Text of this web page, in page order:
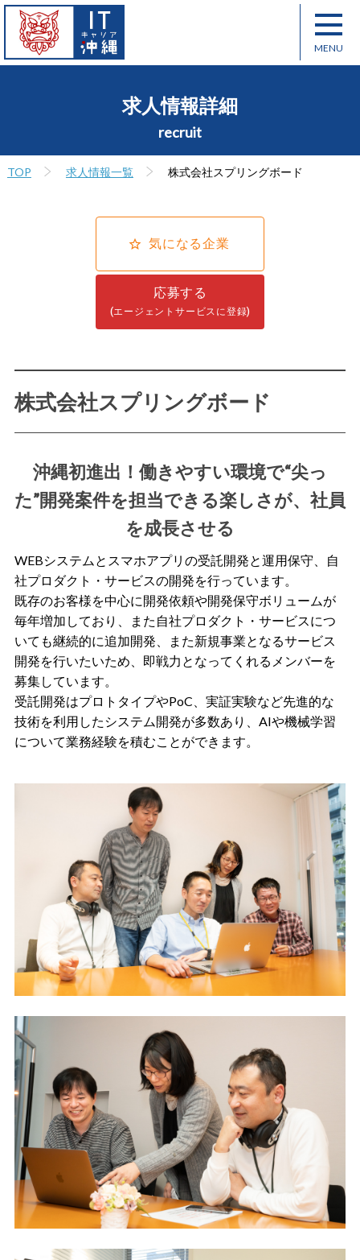
求人情報詳細
recruit
TOP 求人情報一覧 株式会社スプリングボード
気になる企業
応募する
(エージェントサービスに登録)
株式会社スプリングボード
沖縄初進出！働きやすい環境で“尖っ
た”開発案件を担当できる楽しさが、社員
を成長させる
WEBシステムとスマホアプリの受託開発と運用保守、自
社プロダクト・サービスの開発を行っています。
既存のお客様を中心に開発依頼や開発保守ボリュームが
毎年増加しており、また自社プロダクト・サービスにつ
いても継続的に追加開発、また新規事業となるサービス
開発を行いたいため、即戦力となってくれるメンバーを
募集しています。
受託開発はプロトタイプやPoC、実証実験など先進的な
技術を利用したシステム開発が多数あり、AIや機械学習
について業務経験を積むことができます。